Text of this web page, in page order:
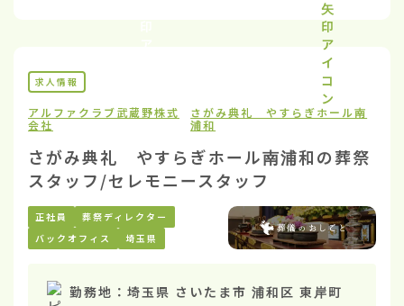
求人情報
アルファクラブ武蔵野株式
会社
さがみ典礼 やすらぎホール南
浦和
さがみ典礼 やすらぎホール南浦和の葬祭
スタッフ/セレモニースタッフ
正社員
葬祭ディレクター
バックオフィス
埼玉県
勤務地： 埼玉県 さいたま市 浦和区 東岸町